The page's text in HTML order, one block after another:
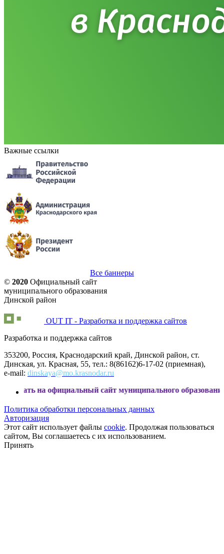
Важные ссылки
Все баннеры
© 2020 Официальный сайт
муниципального образования
Динской район
OUT IT - Разработка и поддержка сайтов
Разработка и поддержка сайтов
353200, Россия, Краснодарский край, Динской район, ст.
Динская, ул. Красная, 55, тел.: 8(86162)6-17-02 (приемная),
e-mail: dinskaya@mo.krasnodar.ru
официальный сайт муниципального образования Динской
Политика обработки персональных данных
Авторизация
Этот сайт использует файлы cookie. Продолжая пользоваться
сайтом, Вы соглашаетесь с их использованием.
Принять